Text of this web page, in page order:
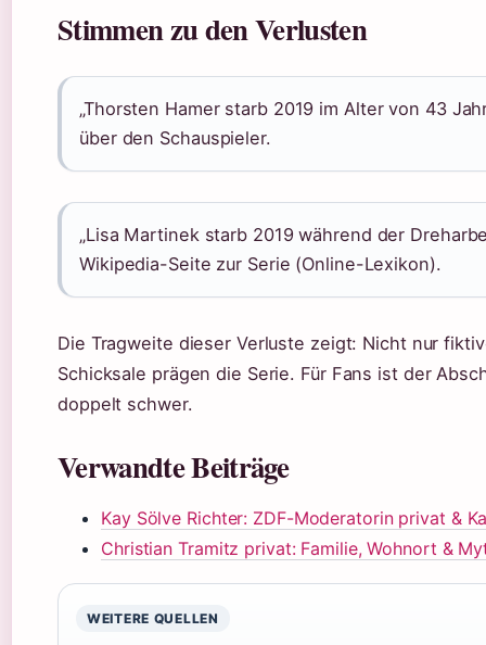
Stimmen zu den Verlusten
„Thorsten Hamer starb 2019 im Alter von 43
über den Schauspieler.
„Lisa Martinek starb 2019 während der
Wikipedia-Seite zur Serie (Online-Lexikon).
Die Tragweite dieser Verluste zeigt: Nicht nur
Schicksale prägen die Serie. Für Fans ist der
doppelt schwer.
Verwandte Beiträge
Kay Sölve Richter: ZDF-Moderatorin privat &
Christian Tramitz privat: Familie, Wohnort &
WEITERE QUELLEN